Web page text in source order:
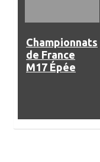
Championnats
de France
M17 Épée